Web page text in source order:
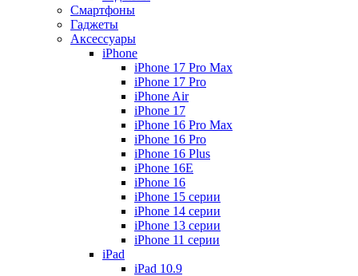
Смартфоны
Гаджеты
Аксессуары
iPhone
iPhone 17 Pro Max
iPhone 17 Pro
iPhone Air
iPhone 17
iPhone 16 Pro Max
iPhone 16 Pro
iPhone 16 Plus
iPhone 16E
iPhone 16
iPhone 15 серии
iPhone 14 серии
iPhone 13 серии
iPhone 11 серии
iPad
iPad 10.9